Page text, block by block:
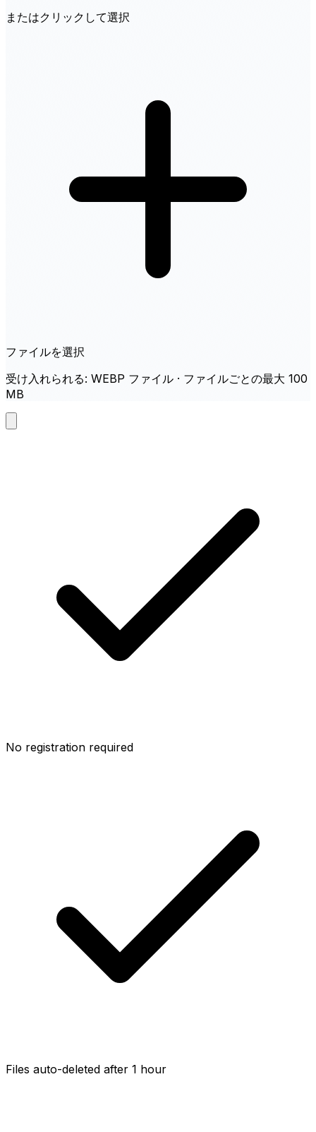
またはクリックして選択
ファイルを選択
受け入れられる: WEBP ファイル · ファイルごとの最大 100
MB
No registration required
Files auto-deleted after 1 hour